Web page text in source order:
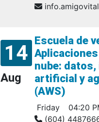
14
Aug
Escuela de
nube:
artificial y
(AWS)
Friday
04:20
(604)